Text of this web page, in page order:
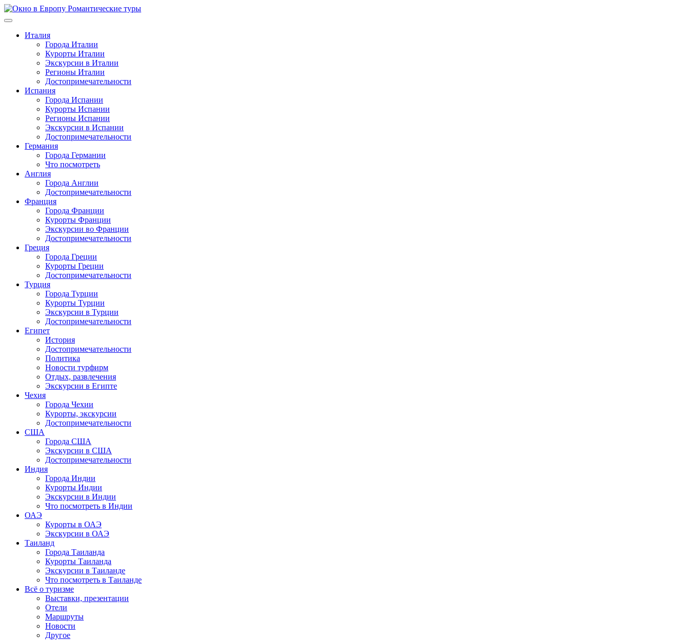
Перейти
к
Италия
Города Италии
Курорты Италии
Экскурсии в Италии
Регионы Италии
Достопримечательности
Испания
Города Испании
Курорты Испании
Регионы Испании
Экскурсии в Испании
Достопримечательности
Германия
Города Германии
Что посмотреть
Англия
Города Англии
Достопримечательности
Франция
Города Франции
Курорты Франции
Экскурсии во Франции
Достопримечательности
Греция
Города Греции
Курорты Греции
Достопримечательности
Турция
Города Турции
Курорты Турции
Экскурсии в Турции
Достопримечательности
Египет
История
Достопримечательности
Политика
Новости турфирм
Отдых, развлечения
Экскурсии в Египте
Чехия
Города Чехии
Курорты, экскурсии
Достопримечательности
США
Города США
Экскурсии в США
Достопримечательности
Индия
Города Индии
Курорты Индии
Экскурсии в Индии
Что посмотреть в Индии
ОАЭ
Курорты в ОАЭ
Экскурсии в ОАЭ
Таиланд
Города Таиланда
Курорты Таиланда
Экскурсии в Таиланде
Что посмотреть в Таиланде
Всё о туризме
Выставки, презентации
Отели
Маршруты
Новости
Другое